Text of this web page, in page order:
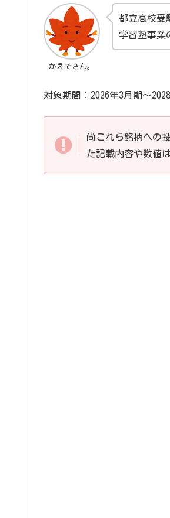
かえでさん。
都立高校受
学習塾事業
対象期間：2026年3月期～
尚これら銘柄への
た記載内容や数値